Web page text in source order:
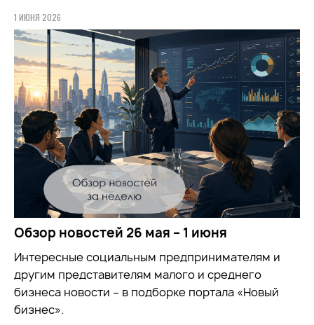
1 ИЮНЯ 2026
Обзор новостей 26 мая – 1 июня
Интересные социальным предпринимателям и
другим представителям малого и среднего
бизнеса новости – в подборке портала «Новый
бизнес».